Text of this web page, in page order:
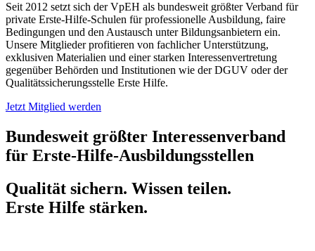
Seit 2012 setzt sich der VpEH als bundesweit größter Verband für
private Erste-Hilfe-Schulen für professionelle Ausbildung, faire
Bedingungen und den Austausch unter Bildungsanbietern ein.
Unsere Mitglieder profitieren von fachlicher Unterstützung,
exklusiven Materialien und einer starken Interessenvertretung
gegenüber Behörden und Institutionen wie der DGUV oder der
Qualitätssicherungsstelle Erste Hilfe.
Jetzt Mitglied werden
Bundesweit größter Interessenverband
für Erste-Hilfe-Ausbildungsstellen
Qualität sichern. Wissen teilen.
Erste Hilfe stärken.